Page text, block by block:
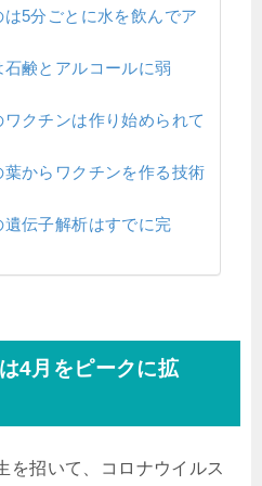
5分ごとに水を飲んでア
鹸とアルコールに弱
クチンは作り始められて
からワクチンを作る技術
伝子解析はすでに完
4月をピークに拡
を招いて、コロナウイルス